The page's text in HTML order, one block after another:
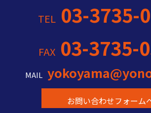
TEL 03-3735-
FAX 03-3735-
MAIL
お問い合わせフォーム